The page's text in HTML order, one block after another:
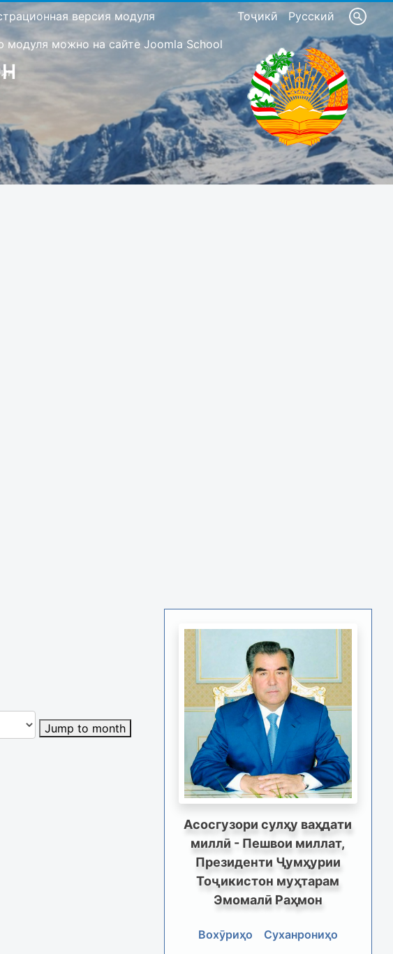
Тоҷикӣ Русский
версия модуля
модуля можно на сайте Joomla School
Jump to month
Асосгузори сулҳу ваҳдати
миллӣ - Пешвои миллат,
Президенти Ҷумҳурии
Тоҷикистон муҳтарам
Эмомалӣ Раҳмон
Вохӯриҳо
Суханрониҳо